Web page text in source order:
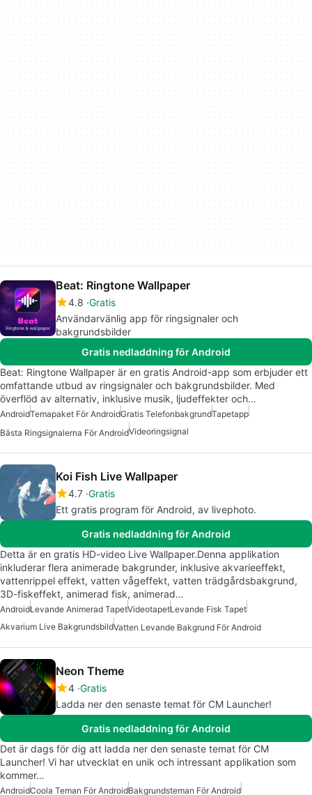
Beat: Ringtone Wallpaper
4.8 Gratis
Användarvänlig app för ringsignaler och
bakgrundsbilder
Gratis nedladdning för Android
Beat: Ringtone Wallpaper är en gratis Android-app som erbjuder ett
omfattande utbud av ringsignaler och bakgrundsbilder. Med
överflöd av alternativ, inklusive musik, ljudeffekter och…
AndroidTemapaket För AndroidGratis TelefonbakgrundTapetapp
Bästa Ringsignalerna För AndroidVideoringsignal
Koi Fish Live Wallpaper
4.7 Gratis
Ett gratis program för Android, av livephoto.
Gratis nedladdning för Android
Detta är en gratis HD-video Live Wallpaper.Denna applikation
inkluderar flera animerade bakgrunder, inklusive akvarieeffekt,
vattenrippel effekt, vatten vågeffekt, vatten trädgårdsbakgrund,
3D-fiskeffekt, animerad fisk, animerad…
AndroidLevande Animerad TapetVideotapetLevande Fisk Tapet
Akvarium Live BakgrundsbildVatten Levande Bakgrund För Android
Neon Theme
4 Gratis
Ladda ner den senaste temat för CM Launcher!
Gratis nedladdning för Android
Det är dags för dig att ladda ner den senaste temat för CM
Launcher! Vi har utvecklat en unik och intressant applikation som
kommer…
AndroidCoola Teman För AndroidBakgrundsteman För Android